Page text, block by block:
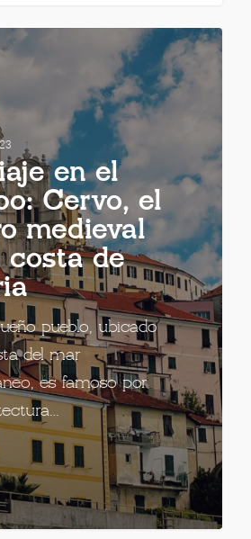
en el
Cervo, el
medieval
costa de
pueblo, ubicado
del mar
es famoso por